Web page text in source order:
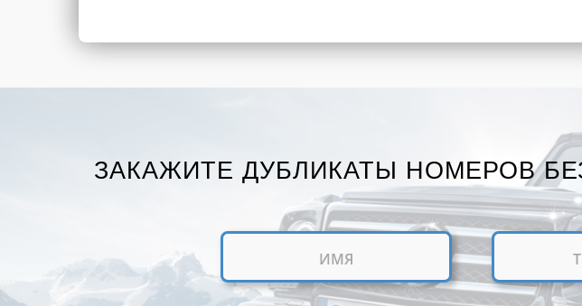
ЗАКАЖИТЕ ДУБЛИКАТЫ НОМЕРОВ